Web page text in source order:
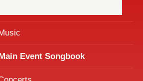
Event Songbook